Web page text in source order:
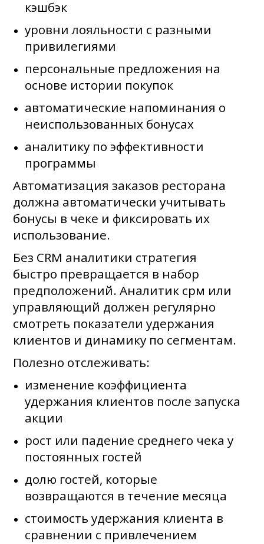
кэшбэк
уровни лояльности с разными
привилегиями
персональные предложения на
основе истории покупок
автоматические напоминания о
неиспользованных бонусах
аналитику по эффективности
программы
Автоматизация заказов ресторана
должна автоматически учитывать
бонусы в чеке и фиксировать их
использование.
Без CRM аналитики стратегия
быстро превращается в набор
предположений. Аналитик срм или
управляющий должен регулярно
смотреть показатели удержания
клиентов и динамику по сегментам.
Полезно отслеживать:
изменение коэффициента
удержания клиентов после запуска
акции
рост или падение среднего чека у
постоянных гостей
долю гостей, которые
возвращаются в течение месяца
стоимость удержания клиента в
сравнении с привлечением